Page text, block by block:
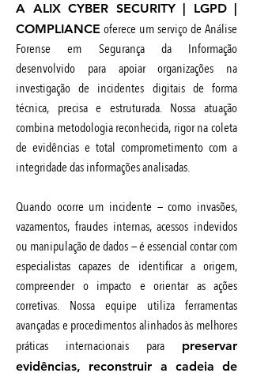
A ALIX CYBER SECURITY | LGPD |
COMPLIANCE oferece um serviço de Análise
Forense em Segurança da Informação
desenvolvido para apoiar organizações na
investigação de incidentes digitais de forma
técnica, precisa e estruturada. Nossa atuação
combina metodologia reconhecida, rigor na coleta
de evidências e total comprometimento com a
integridade das informações analisadas.
Quando ocorre um incidente — como invasões,
vazamentos, fraudes internas, acessos indevidos
ou manipulação de dados — é essencial contar com
especialistas capazes de identificar a origem,
compreender o impacto e orientar as ações
corretivas. Nossa equipe utiliza ferramentas
avançadas e procedimentos alinhados às melhores
práticas internacionais para
preservar
evidências, reconstruir a cadeia de